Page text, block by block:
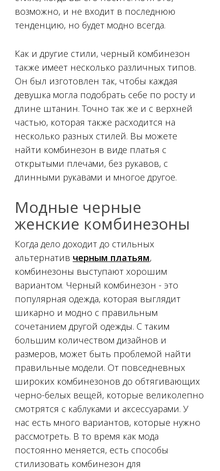
возможно, и не входит в последнюю
тенденцию, но будет модно всегда.
Как и другие стили, черный комбинезон
также имеет несколько различных типов.
Он был изготовлен так, чтобы каждая
девушка могла подобрать себе по росту и
длине штанин. Точно так же и с верхней
частью, которая также расходится на
несколько разных стилей. Вы можете
найти комбинезон в виде платья с
открытыми плечами, без рукавов, с
длинными рукавами и многое другое.
Модные черные
женские комбинезоны
Когда дело доходит до стильных
альтернатив черным платьям,
комбинезоны выступают хорошим
вариантом. Черный комбинезон - это
популярная одежда, которая выглядит
шикарно и модно с правильным
сочетанием другой одежды. С таким
большим количеством дизайнов и
размеров, может быть проблемой найти
правильные модели. От повседневных
широких комбинезонов до обтягивающих
черно-белых вещей, которые великолепно
смотрятся с каблуками и аксессуарами. У
нас есть много вариантов, которые нужно
рассмотреть. В то время как мода
постоянно меняется, есть способы
стилизовать комбинезон для